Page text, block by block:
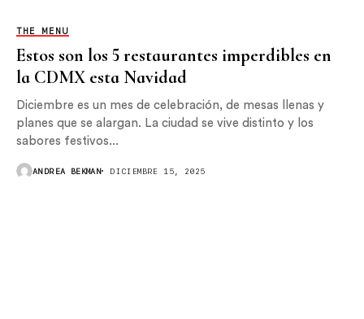
THE MENU
Estos son los 5 restaurantes imperdibles en
la CDMX esta Navidad
Diciembre es un mes de celebración, de mesas llenas y
planes que se alargan. La ciudad se vive distinto y los
sabores festivos...
ANDREA BEKMAN DICIEMBRE 15, 2025